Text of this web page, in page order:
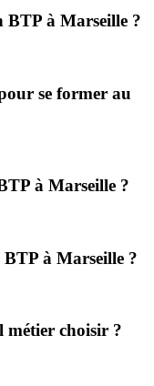
BTP à Marseille ?
se former au
à Marseille ?
à Marseille ?
choisir ?